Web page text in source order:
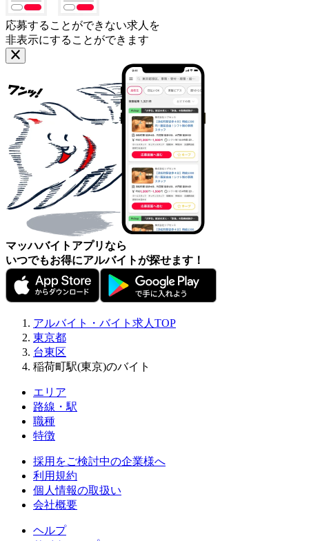
応募することができない求人を
非表示にすることができます
マッハバイトアプリなら
いつでもお得にアルバイトが探せます！
アルバイト・バイト求人TOP
東京都
台東区
稲荷町駅(東京)のバイト
エリア
路線・駅
職種
特徴
採用をご検討中の企業様へ
利用規約
個人情報の取扱い
会社概要
ヘルプ